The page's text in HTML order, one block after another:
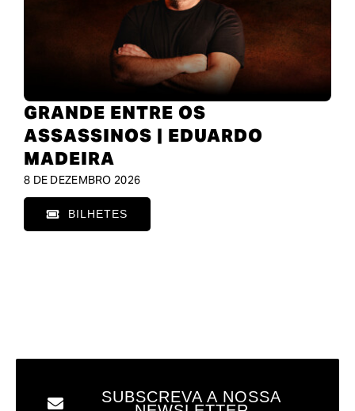
GRANDE ENTRE OS
ASSASSINOS | EDUARDO
MADEIRA
8 DE DEZEMBRO 2026
BILHETES
SUBSCREVA A NOSSA